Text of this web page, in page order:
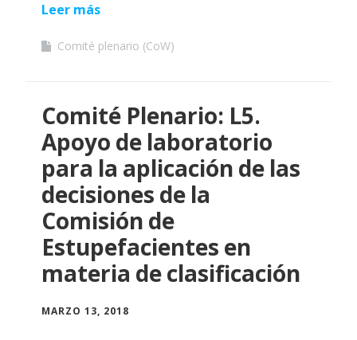
Leer más
Comité plenario (CoW)
Comité Plenario: L5.
Apoyo de laboratorio
para la aplicación de las
decisiones de la
Comisión de
Estupefacientes en
materia de clasificación
MARZO 13, 2018